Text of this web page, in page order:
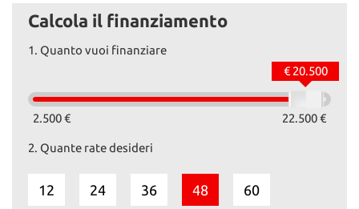
Calcola il finanziamento
1. Quanto vuoi finanziare
2.500 € 22.500 €
€ 20.500
2. Quante rate desideri
12 24 36 48 60